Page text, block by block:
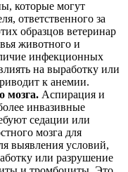
которые могут
ответственного за
образцов ветеринар
животного и
инфекционных
на выработку или
к анемии.
мозга. Аспирация и
инвазивные
седации или
мозга для
выявления условий,
или разрушение